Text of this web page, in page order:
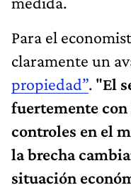
Para el
claramente un
propiedad”. "El
fuertemente
controles en el
la brecha
situación